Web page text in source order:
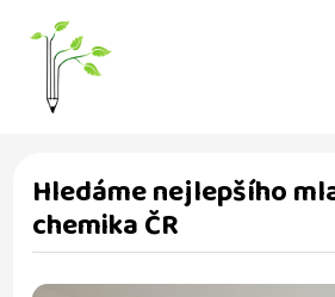
Hledáme nejlepšího
chemika ČR